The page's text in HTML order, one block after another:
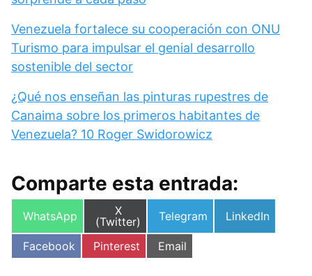
Venezuela fortalece su cooperación con ONU
Turismo para impulsar el genial desarrollo
sostenible del sector
¿Qué nos enseñan las pinturas rupestres de
Canaima sobre los primeros habitantes de
Venezuela? 10 Roger Swidorowicz
Comparte esta entrada:
Compartir
WhatsApp
Compartir
en
X
(Twitter)
Compartir
Telegram
Compartir
LinkedIn
Compartir
en
Facebook
Compartir
en
Pinterest
Compartir
en
Email